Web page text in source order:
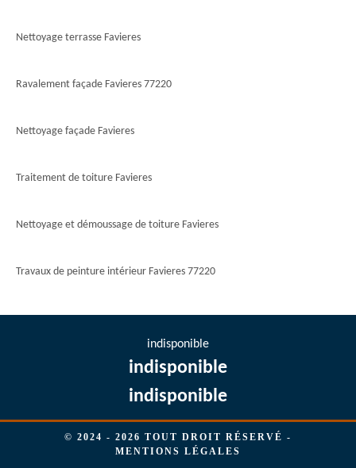
Nettoyage terrasse Favieres
Ravalement façade Favieres 77220
Nettoyage façade Favieres
Traitement de toiture Favieres
Nettoyage et démoussage de toiture Favieres
Travaux de peinture intérieur Favieres 77220
indisponible
indisponible
indisponible
© 2024 - 2026 TOUT DROIT RÉSERVÉ -
MENTIONS LÉGALES